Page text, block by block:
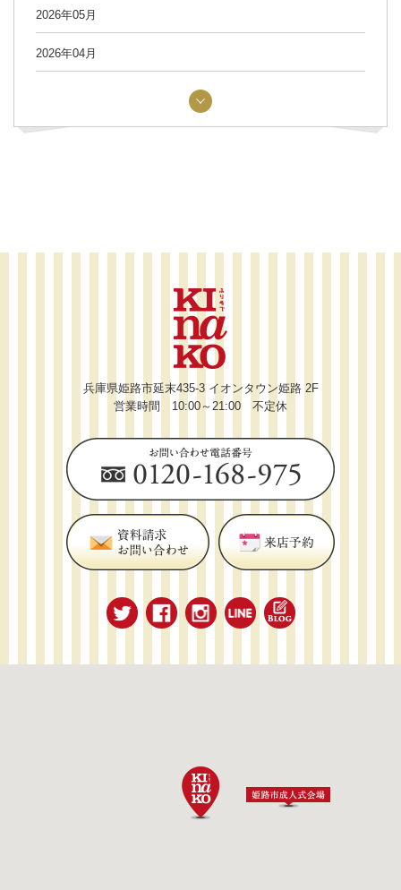
2026年05月
2026年04月
兵庫県姫路市延末435-3 イオンタウン姫路 2F
営業時間 10:00～21:00 不定休